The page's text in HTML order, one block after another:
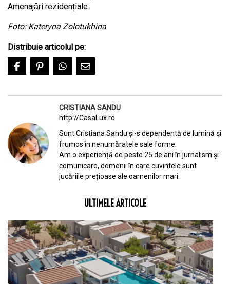
Amenajǎri rezidențiale.
Foto: Kateryna Zolotukhina
Distribuie articolul pe:
CRISTIANA SANDU
http://CasaLux.ro
Sunt Cristiana Sandu și-s dependentă de lumină și
frumos în nenumăratele sale forme.
Am o experiență de peste 25 de ani în jurnalism și
comunicare, domenii în care cuvintele sunt
jucăriile prețioase ale oamenilor mari.
ULTIMELE ARTICOLE